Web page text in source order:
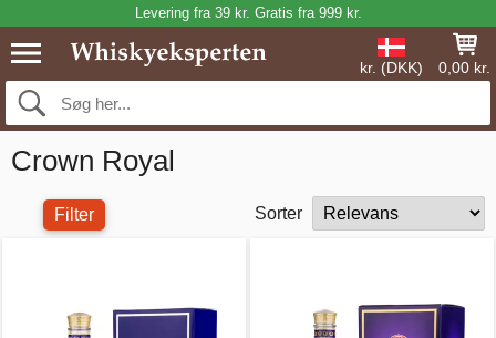
Levering fra 39 kr. Gratis fra 999 kr.
kr. (DKK) 0,00 kr.
Crown Royal
Filter Sorter